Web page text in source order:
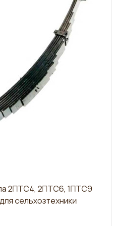
2ПТС4, 2ПТС6, 1ПТС9
сельхозтехники